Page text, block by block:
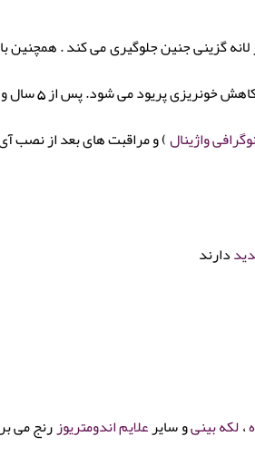
لانه گزینی جنین جلوگیری می کند .
می شود. پس از 5 سال و یا هر زمان که فرد
واژینال) و مراقبت های بعد از نصب
دارند
،لکه بینیو سایرعلایم اندومتریوزرنج می